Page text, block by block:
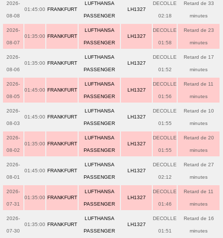
2026-
08-08
01:45:00 FRANKFURT
LUFTHANSA
PASSENGER
LH1327
DECOLLE
02:18
Retard de 33
minutes
2026-
08-07
01:35:00 FRANKFURT
LUFTHANSA
PASSENGER
LH1327
DECOLLE
01:58
Retard de 23
minutes
2026-
08-06
01:35:00 FRANKFURT
LUFTHANSA
PASSENGER
LH1327
DECOLLE
01:52
Retard de 17
minutes
2026-
08-05
01:45:00 FRANKFURT
LUFTHANSA
PASSENGER
LH1327
DECOLLE
01:56
Retard de 11
minutes
2026-
08-03
01:45:00 FRANKFURT
LUFTHANSA
PASSENGER
LH1327
DECOLLE
01:55
Retard de 10
minutes
2026-
08-02
01:35:00 FRANKFURT
LUFTHANSA
PASSENGER
LH1327
DECOLLE
01:55
Retard de 20
minutes
2026-
08-01
01:45:00 FRANKFURT
LUFTHANSA
PASSENGER
LH1327
DECOLLE
02:12
Retard de 27
minutes
2026-
07-31
01:35:00 FRANKFURT
LUFTHANSA
PASSENGER
LH1327
DECOLLE
01:46
Retard de 11
minutes
2026-
07-30
01:35:00 FRANKFURT
LUFTHANSA
PASSENGER
LH1327
DECOLLE
01:51
Retard de 16
minutes